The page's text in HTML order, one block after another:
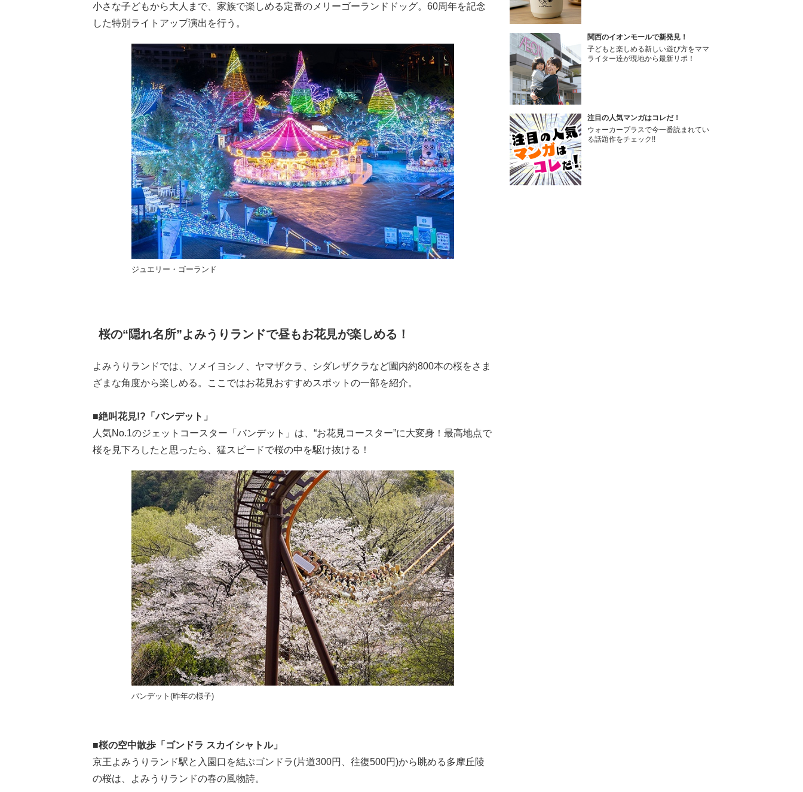
小さな子どもから大人まで、家族で楽しめる定番のメリーゴーランドドッグ。60周年を記念
した特別ライトアップ演出を行う。
ジュエリー・ゴーランド
桜の“隠れ名所”よみうりランドで昼もお花見が楽しめる！
よみうりランドでは、ソメイヨシノ、ヤマザクラ、シダレザクラなど園内約800本の桜をさま
ざまな角度から楽しめる。ここではお花見おすすめスポットの一部を紹介。
■絶叫花見!?「バンデット」
人気No.1のジェットコースター「バンデット」は、“お花見コースター”に大変身！最高地点で
桜を見下ろしたと思ったら、猛スピードで桜の中を駆け抜ける！
バンデット(昨年の様子)
■桜の空中散歩「ゴンドラ スカイシャトル」
京王よみうりランド駅と入園口を結ぶゴンドラ(片道300円、往復500円)から眺める多摩丘陵
の桜は、よみうりランドの春の風物詩。
関西のイオンモールで新発見！
子どもと楽しめる新しい遊び方をママ
ライター達が現地から最新リポ！
注目の人気マンガはコレだ！
ウォーカープラスで今一番読まれてい
る話題作をチェック!!